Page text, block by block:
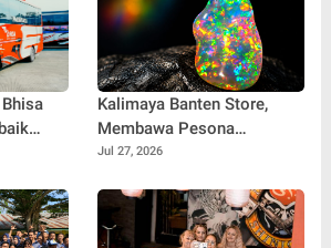
Kalimaya Banten Store,
Membawa Pesona
Kalimaya Banten
dan Internasional
Jul 27, 2026